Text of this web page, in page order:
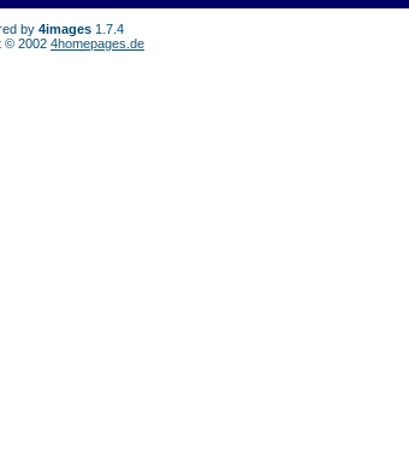
by 4images 1.7.4
© 2002 4homepages.de